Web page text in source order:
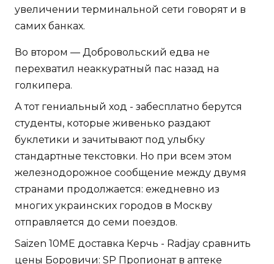
увеличении терминальной сети говорят и в
самих банках.
Во втором — Добровольский едва не
перехватил неаккуратный пас назад на
голкипера.
А тот гениальный ход - забесплатно берутся
студенты, которые живенько раздают
буклетики и зачитывают под улыбку
стандартные текстовки. Но при всем этом
железнодорожное сообщение между двумя
странами продолжается: ежедневно из
многих украинских городов в Москву
отправляется до семи поездов.
Saizen 10ME доставка Керчь - Radjay сравнить
цены Боровичи: SP Пропионат в аптеке